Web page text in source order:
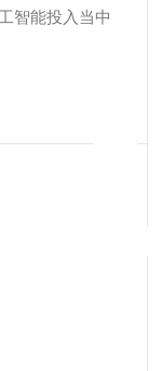
智能投入当中